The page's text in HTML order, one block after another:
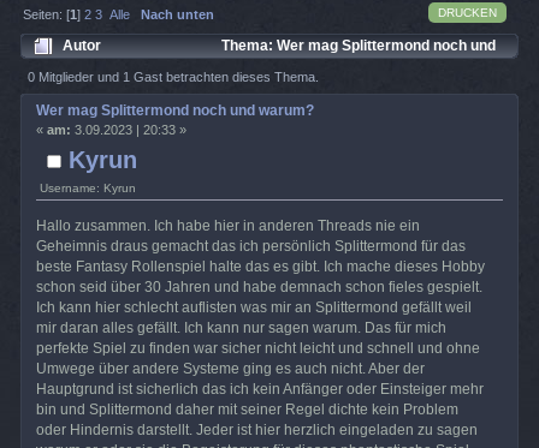
DRUCKEN
Seiten: [1]2 3 Alle Nach unten
Autor
Thema: Wer mag Splittermond noch und
warum? (Gelesen 12090 mal)
0 Mitglieder und 1 Gast betrachten dieses Thema.
Kyrun
Username: Kyrun
Wer mag Splittermond noch und warum?
« am: 3.09.2023 | 20:33 »
Hallo zusammen. Ich habe hier in anderen Threads nie ein
Geheimnis draus gemacht das ich persönlich Splittermond für das
beste Fantasy Rollenspiel halte das es gibt. Ich mache dieses Hobby
schon seid über 30 Jahren und habe demnach schon fieles gespielt.
Ich kann hier schlecht auflisten was mir an Splittermond gefällt weil
mir daran alles gefällt. Ich kann nur sagen warum. Das für mich
perfekte Spiel zu finden war sicher nicht leicht und schnell und ohne
Umwege über andere Systeme ging es auch nicht. Aber der
Hauptgrund ist sicherlich das ich kein Anfänger oder Einsteiger mehr
bin und Splittermond daher mit seiner Regel dichte kein Problem
oder Hindernis darstellt. Jeder ist hier herzlich eingeladen zu sagen